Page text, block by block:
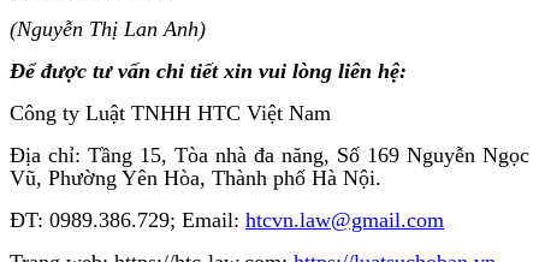
(Nguyễn Thị Lan Anh)
Để được tư vấn chi tiết xin vui lòng liên hệ:
Công ty Luật TNHH HTC Việt Nam
Địa chỉ: Tầng 15, Tòa nhà đa năng, Số 169 Nguyễn Ngọc
Vũ, Phường Yên Hòa, Thành phố Hà Nội.
ĐT: 0989.386.729; Email: htcvn.law@gmail.com